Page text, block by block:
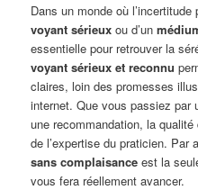
Dans un monde où
voyant sérieux ou d’un
essentielle pour retrouver la
voyant sérieux et reconnu
claires, loin des promesses
internet. Que vous passiez par
une recommandation, la
de l’expertise du praticien. Par
sans complaisance est la
vous fera réellement avancer.